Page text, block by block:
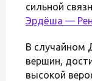
сильной
Эрдёша —
В случайном
вершин,
высокой